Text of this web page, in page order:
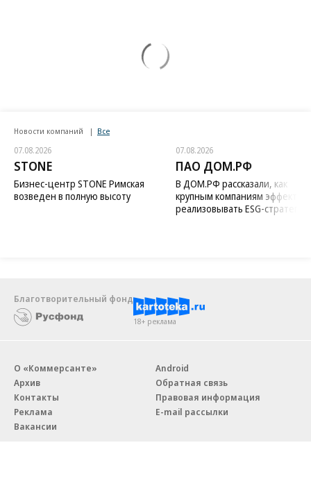
Новости компаний Все
07.08.2026
STONE
Бизнес-центр STONE Римская
возведен в полную высоту
07.08.2026
ПАО ДОМ.РФ
В ДОМ.РФ рассказали, как
крупным компаниям
реализовывать ESG-стратегию
Благотворительный фонд
18+ реклама
О «Коммерсанте»
Архив
Контакты
Реклама
Вакансии
Android
Обратная связь
Правовая информация
E-mail рассылки